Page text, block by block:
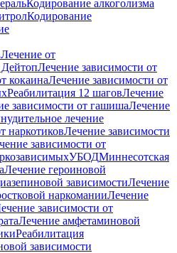
Кодирование алкоголизма
Кодирование
Лечение от
Лечение зависимости от
кокаинаЛечение зависимости от
Реабилитация 12 шаговЛечение
зависимости от гашишаЛечение
лечение
наркотиковЛечение зависимости
зависимости от
УБОДМиннесотская
Лечение героиновой
зависимостиЛечение
наркоманииЛечение
зависимости от
Лечение амфетаминовой
Реабилитация
зависимости